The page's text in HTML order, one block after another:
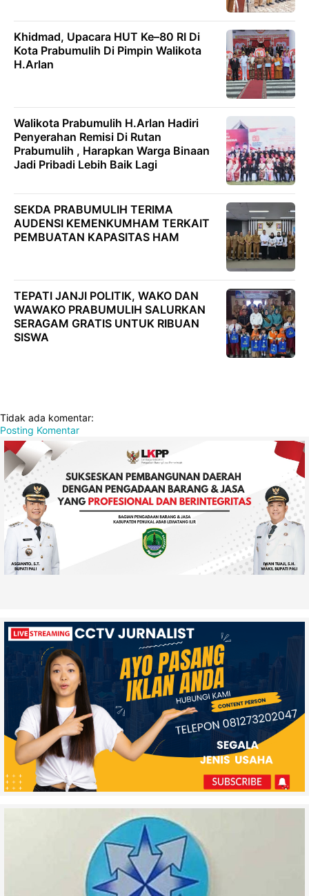
Khidmad, Upacara HUT Ke–80 RI Di
Kota Prabumulih Di Pimpin Walikota
H.Arlan
Walikota Prabumulih H.Arlan Hadiri
Penyerahan Remisi Di Rutan
Prabumulih , Harapkan Warga Binaan
Jadi Pribadi Lebih Baik Lagi
SEKDA PRABUMULIH TERIMA
AUDENSI KEMENKUMHAM TERKAIT
PEMBUATAN KAPASITAS HAM
TEPATI JANJI POLITIK, WAKO DAN
WAWAKO PRABUMULIH SALURKAN
SERAGAM GRATIS UNTUK RIBUAN
SISWA
Tidak ada komentar:
Posting Komentar